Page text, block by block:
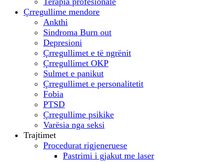
Çrregullime mendore
Ankthi
Sindroma Burn out
Depresioni
Çrregullimet e të ngrënit
Çrregullimet OKP
Sulmet e panikut
Çrregullimet e personalitetit
Fobia
PTSD
Çrregullime psikike
Varësia nga seksi
Trajtimet
Procedurat rigjeneruese
Pastrimi i gjakut me laser